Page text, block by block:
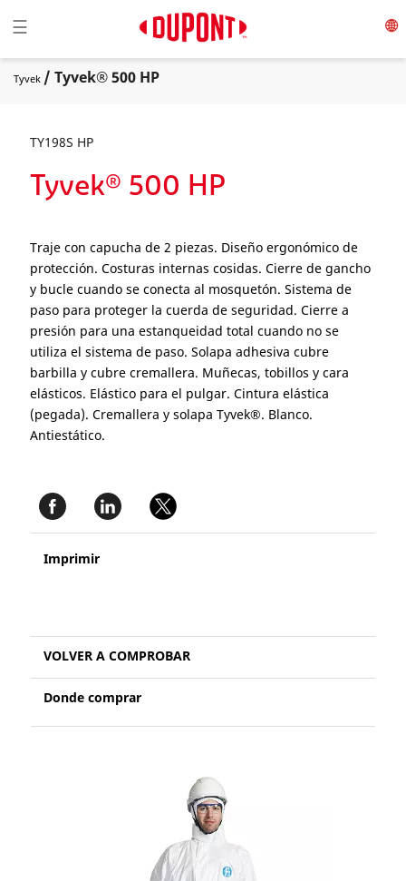
Toggle navigation
☰
Tyvek / Tyvek® 500 HP
TY198S HP
Tyvek® 500 HP
Traje con capucha de 2 piezas. Diseño ergonómico de
protección. Costuras internas cosidas. Cierre de gancho
y bucle cuando se conecta al mosquetón. Sistema de
paso para proteger la cuerda de seguridad. Cierre a
presión para una estanqueidad total cuando no se
utiliza el sistema de paso. Solapa adhesiva cubre
barbilla y cubre cremallera. Muñecas, tobillos y cara
elásticos. Elástico para el pulgar. Cintura elástica
(pegada). Cremallera y solapa Tyvek®. Blanco.
Antiestático.
Imprimir
VOLVER A COMPROBAR
Donde comprar